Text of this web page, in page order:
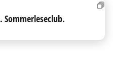
Sommerleseclub.